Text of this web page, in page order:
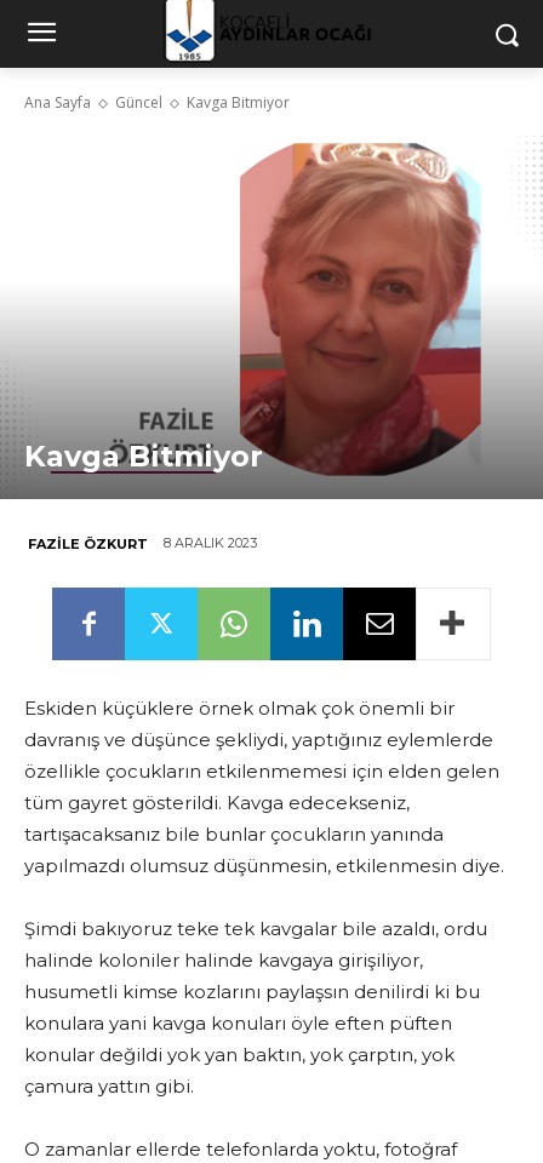
Ana Sayfa Güncel Kavga Bitmiyor
Kavga Bitmiyor
FAZILE ÖZKURT 8 ARALIK 2023
Eskiden küçüklere örnek olmak çok önemli bir
davranış ve düşünce şekliydi, yaptığınız eylemlerde
özellikle çocukların etkilenmemesi için elden gelen
tüm gayret gösterildi. Kavga edecekseniz,
tartışacaksanız bile bunlar çocukların yanında
yapılmazdı olumsuz düşünmesin, etkilenmesin diye.
Şimdi bakıyoruz teke tek kavgalar bile azaldı, ordu
halinde koloniler halinde kavgaya girişiliyor,
husumetli kimse kozlarını paylaşsın denilirdi ki bu
konulara yani kavga konuları öyle eften püften
konular değildi yok yan baktın, yok çarptın, yok
çamura yattın gibi.
O zamanlar ellerde telefonlarda yoktu, fotoğraf